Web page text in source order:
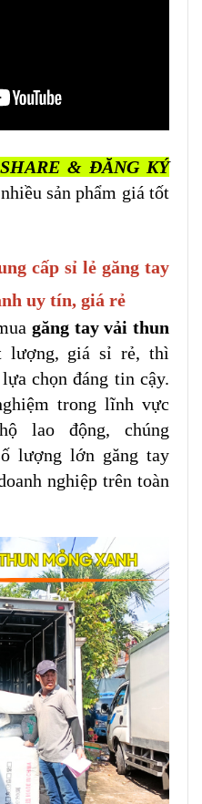
& ĐĂNG KÝ
sản phẩm giá tốt
cấp sỉ lẻ găng tay
uy tín, giá rẻ
găng tay vải thun
lượng, giá sỉ rẻ, thì
chọn đáng tin cậy.
trong lĩnh vực
lao động, chúng
lượng lớn găng tay
nghiệp trên toàn